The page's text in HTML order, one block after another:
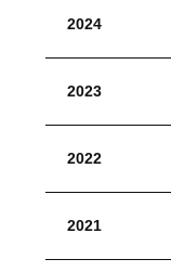
2024
2023
2022
2021